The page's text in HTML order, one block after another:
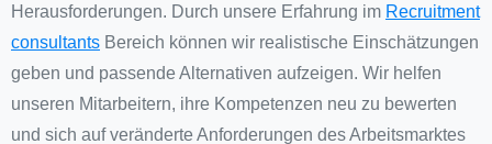
Herausforderungen. Durch unsere Erfahrung im Recruitment
consultants Bereich können wir realistische Einschätzungen
geben und passende Alternativen aufzeigen. Wir helfen
unseren Mitarbeitern, ihre Kompetenzen neu zu bewerten
und sich auf veränderte Anforderungen des Arbeitsmarktes